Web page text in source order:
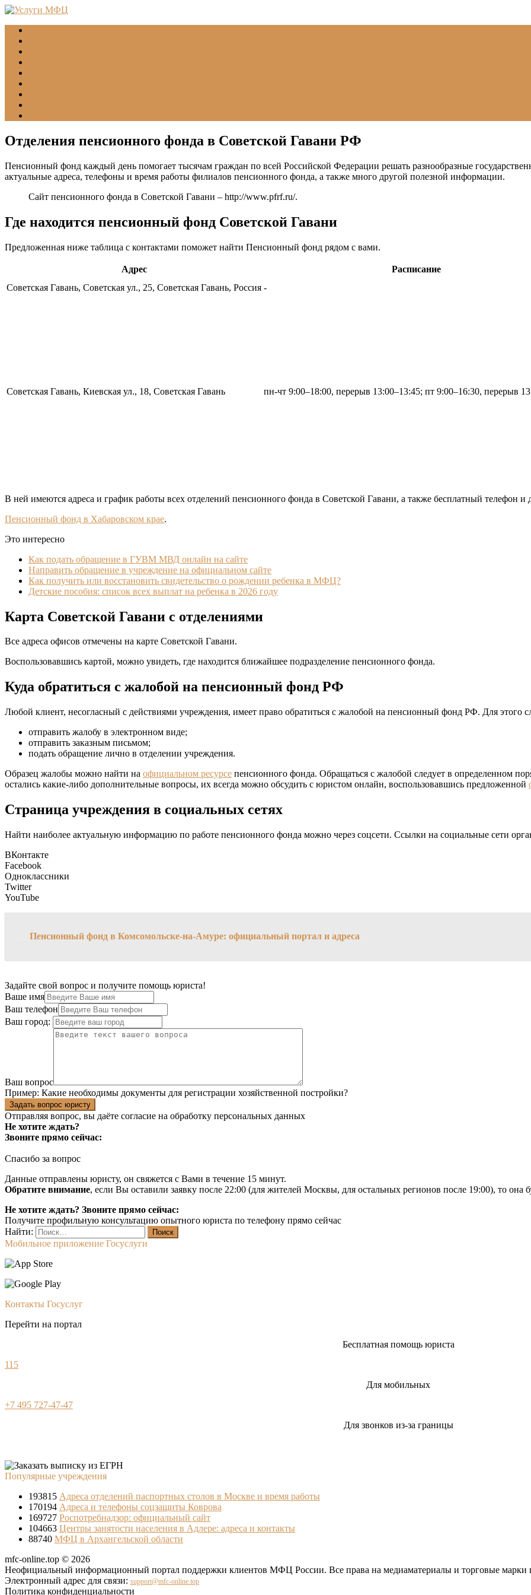
Отделения пенсионного фонда в Советской Гавани РФ
Пенсионный фонд каждый день помогает тысячам граждан по всей Российской Федерации решать разнообразные
актуальные адреса, телефоны и время работы филиалов пенсионного фонда, а также много другой полезной информации.
Сайт пенсионного фонда в Советской Гавани – http://www.pfrf.ru/.
Где находится пенсионный фонд Советской Гавани
Предложенная ниже таблица с контактами поможет найти Пенсионный фонд рядом с вами.
Адрес Расписание
Советская Гавань, Советская ул., 25, Советская Гавань, Россия -
Советская Гавань, Киевская ул., 18, Советская Гавань пн-чт 9:00–18:00, перерыв 13:00–13:45; пт 9:00–16:30, перерыв
В ней имеются адреса и график работы всех отделений пенсионного фонда в Советской Гавани, а также бесплатный телефон и
Пенсионный фонд в Хабаровском крае.
Это интересно
Как подать обращение в ГУВМ МВД онлайн на сайте
Направить обращение в учреждение на официальном сайте
Как получить или восстановить свидетельство о рождении ребенка в МФЦ?
Детские пособия: список всех выплат на ребенка в 2026 году
Карта Советской Гавани с отделениями
Все адреса офисов отмечены на карте Советской Гавани.
Воспользовавшись картой, можно увидеть, где находится ближайшее подразделение пенсионного фонда.
Куда обратиться с жалобой на пенсионный фонд РФ
Любой клиент, несогласный с действиями учреждения, имеет право обратиться с жалобой на пенсионный фонд РФ. Для этого
отправить жалобу в электронном виде;
отправить заказным письмом;
подать обращение лично в отделении учреждения.
Образец жалобы можно найти на официальном ресурсе пенсионного фонда. Обращаться с жалобой следует в определенном
остались какие-либо дополнительные вопросы, их всегда можно обсудить с юристом онлайн, воспользовавшись предложенной
Страница учреждения в социальных сетях
Найти наиболее актуальную информацию по работе пенсионного фонда можно через соцсети. Ссылки на социальные сети
ВКонтакте
Facebook
Одноклассники
Twitter
YouTube
Пенсионный фонд в Комсомольске-на-Амуре: официальный портал и адреса
Задайте свой вопрос и получите помощь юриста!
Ваше имя
Ваш телефон
Ваш город:
Ваш вопрос
Пример: Какие необходимы документы для регистрации хозяйственной постройки?
Задать вопрос юристу
Отправляя вопрос, вы даёте согласие на обработку персональных данных
Не хотите ждать?
Звоните прямо сейчас:
Спасибо за вопрос
Данные отправлены юристу, он свяжется с Вами в течение 15 минут.
Обратите внимание, если Вы оставили заявку после 22:00 (для жителей Москвы, для остальных регионов после 19:00), то она
Не хотите ждать? Звоните прямо сейчас:
Получите профильную консультацию опытного юриста по телефону прямо сейчас
Найти:
Мобильное приложение Госуслуги
Контакты Госуслуг
Перейти на портал
Бесплатная помощь юриста
115
Для мобильных
+7 495 727-47-47
Для звонков из-за границы
Популярные учреждения
193815 Адреса отделений паспортных столов в Москве и время работы
170194 Адреса и телефоны соцзащиты Коврова
169727 Роспотребнадзор: официальный сайт
104663 Центры занятости населения в Адлере: адреса и контакты
88740 МФЦ в Архангельской области
mfc-online.top © 2026
Неофициальный информационный портал поддержки клиентов МФЦ России. Все права на медиаматериалы и торговые марки
Электронный адрес для связи: support@mfc-online.top
Политика конфиденциальности